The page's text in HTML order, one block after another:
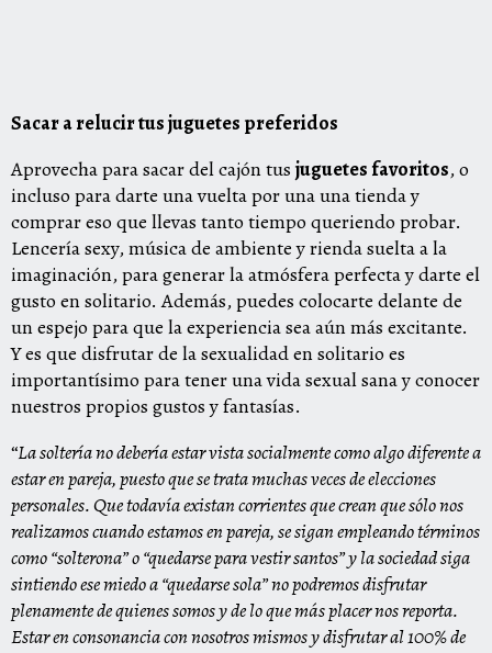
Sacar a relucir tus juguetes preferidos
Aprovecha para sacar del cajón tus juguetes favoritos, o
incluso para darte una vuelta por una una tienday
comprar eso que llevas tanto tiempo queriendo probar.
Lencería sexy, música de ambiente y rienda suelta a la
imaginación, para generar la atmósfera perfecta y darte el
gusto en solitario. Además, puedes colocarte delante de
un espejo para que la experiencia sea aún más excitante.
Y es que disfrutar de la sexualidad en solitario es
importantísimo para tener una vida sexual sana y conocer
nuestros propios gustos y fantasías.
“La soltería no debería estar vista socialmente como algo diferente a
estar en pareja, puesto que se trata muchas veces de elecciones
personales. Que todavía existan corrientes que crean que sólo nos
realizamos cuando estamos en pareja, se sigan empleando términos
como “solterona” o “quedarse para vestir santos” y la sociedad siga
sintiendo ese miedo a “quedarse sola” no podremos disfrutar
plenamente de quienes somos y de lo que más placer nos reporta.
Estar en consonancia con nosotros mismos y disfrutar al 100% de